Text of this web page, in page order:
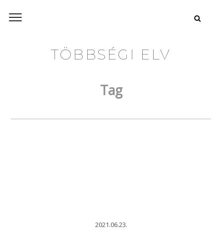
TÖBBSÉGI ELV
Tag
2021.06.23.